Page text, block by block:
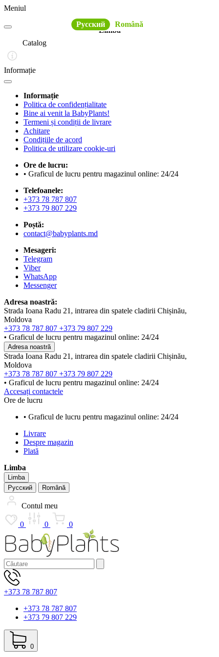
Meniul
Limba
Русский Română
Catalog
Informație
Informație
Politica de confidențialitate
Bine ai venit la BabyPlants!
Termeni și condiții de livrare
Achitare
Condițiile de acord
Politica de utilizare cookie-uri
Ore de lucru:
• Graficul de lucru pentru magazinul online: 24/24
Telefoanele:
+373 78 787 807
+373 79 807 229
Poștă:
contact@babyplants.md
Mesageri:
Telegram
Viber
WhatsApp
Messenger
Adresa noastră:
Strada Ioana Radu 21, intrarea din spatele cladirii Chișinău,
Moldova
+373 78 787 807 +373 79 807 229
• Graficul de lucru pentru magazinul online: 24/24
Adresa noastră
Strada Ioana Radu 21, intrarea din spatele cladirii Chișinău,
Moldova
+373 78 787 807 +373 79 807 229
• Graficul de lucru pentru magazinul online: 24/24
Accesați contactele
Ore de lucru
• Graficul de lucru pentru magazinul online: 24/24
Livrare
Despre magazin
Plată
Limba
Limba
Русский
Română
Contul meu
0 0 0
+373 78 787 807
+373 78 787 807
+373 79 807 229
0